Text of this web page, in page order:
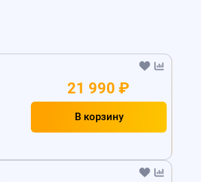
21 990 ₽
В корзину